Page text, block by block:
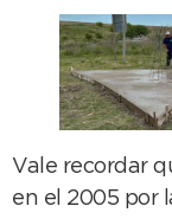
Vale recordar
en el 2005 por